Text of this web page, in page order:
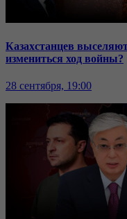
Казахстанцев
измениться ход войны?
28 сентября, 19:00